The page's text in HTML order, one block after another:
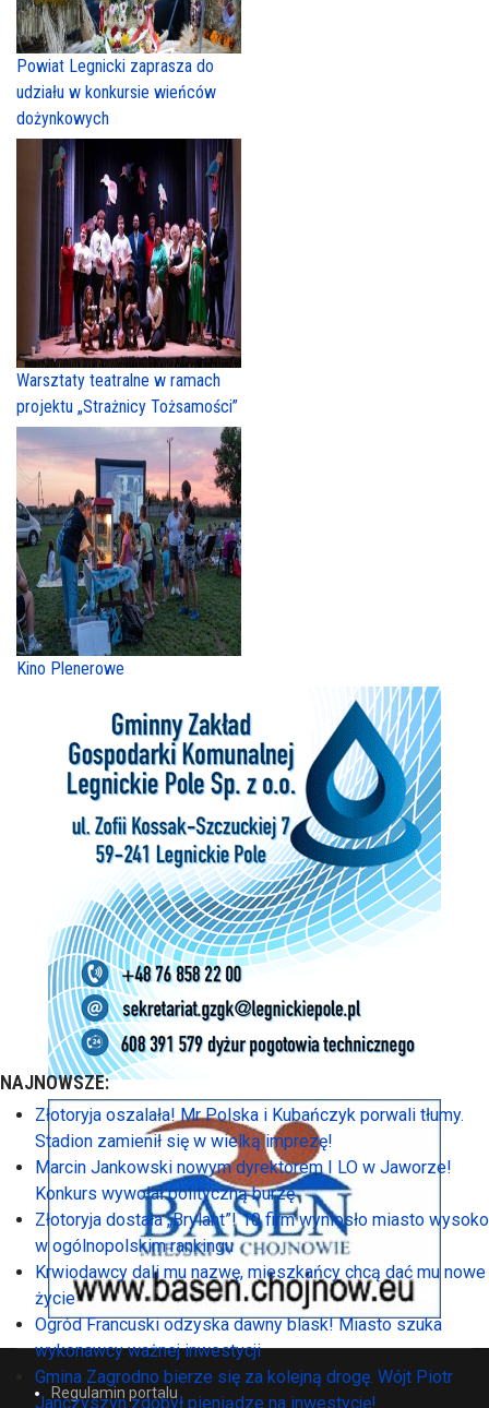
Powiat Legnicki zaprasza do
udziału w konkursie wieńców
dożynkowych
Warsztaty teatralne w ramach
projektu „Strażnicy Tożsamości”
Kino Plenerowe
Regulamin portalu
NAJNOWSZE:
Złotoryja oszalała! Mr Polska i Kubańczyk porwali tłumy.
Stadion zamienił się w wielką imprezę!
Marcin Jankowski nowym dyrektorem I LO w Jaworze!
Konkurs wywołał polityczną burzę
Złotoryja dostała „Brylant”! 10 firm wyniosło miasto wysoko
w ogólnopolskim rankingu
Krwiodawcy dali mu nazwę, mieszkańcy chcą dać mu nowe
życie
Ogród Francuski odzyska dawny blask! Miasto szuka
wykonawcy ważnej inwestycji
Gmina Zagrodno bierze się za kolejną drogę. Wójt Piotr
Janczyszyn zdobył pieniądze na inwestycję!